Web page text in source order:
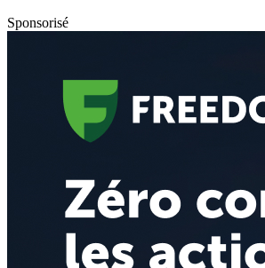
Sponsorisé